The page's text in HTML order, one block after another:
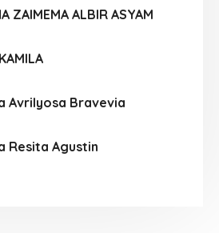
ZAIMEMA ALBIR ASYAM
Avrilyosa Bravevia
Resita Agustin